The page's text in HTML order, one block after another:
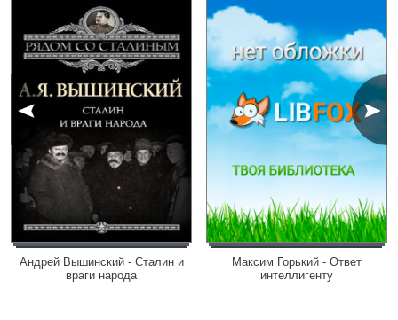
Андрей Вышинский - Сталин и
враги народа
Максим Горький - Ответ
интеллигенту